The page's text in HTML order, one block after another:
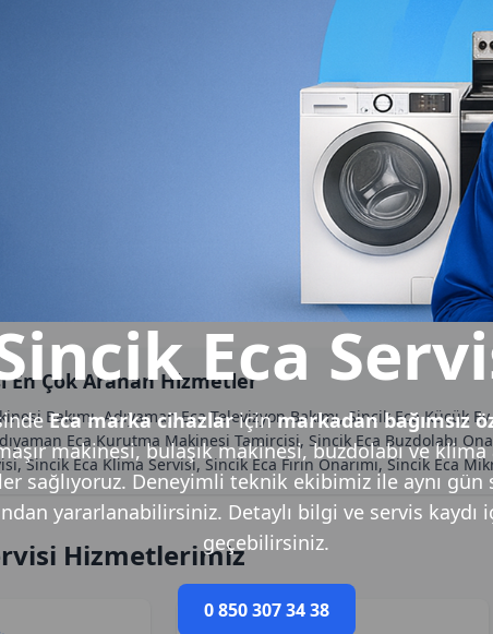
Eca
Eca marka cihazlariçinmarkadan bağımsız
makinesi, bulaşık makinesi, buzdolabı ve klima
sağlıyoruz. Deneyimli teknik ekibimiz ile aynı gün
yararlanabilirsiniz. Detaylı bilgi ve servis
geçebilirsiniz.
0 850 307 34 38
En Çok Aranan Hizmetler
Bakımı, Adıyaman Eca Televizyon Bakımı, Sincik Eca Küçük
Eca Kurutma Makinesi Tamircisi, Sincik Eca Buzdolabı
Sincik Eca Klima Servisi, Sincik Eca Fırın Onarımı, Sincik Eca
Hizmetlerimiz